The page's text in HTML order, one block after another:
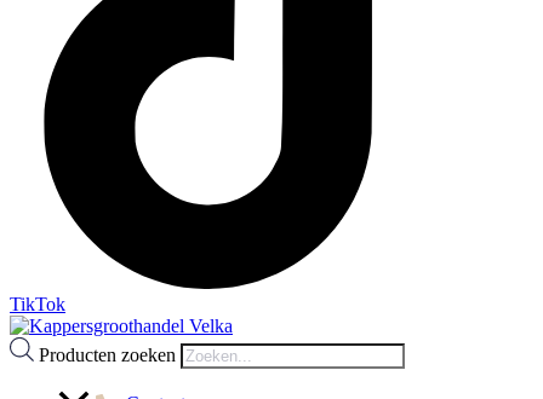
TikTok
Producten zoeken